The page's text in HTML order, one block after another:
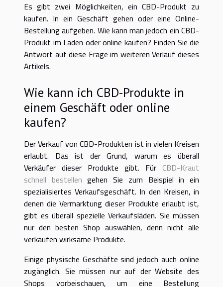
Es gibt zwei Möglichkeiten, ein CBD-Produkt zu
kaufen. In ein Geschäft gehen oder eine Online-
Bestellung aufgeben. Wie kann man jedoch ein CBD-
Produkt im Laden oder online kaufen? Finden Sie die
Antwort auf diese Frage im weiteren Verlauf dieses
Artikels.
Wie kann ich CBD-Produkte in
einem Geschäft oder online
kaufen?
Der Verkauf von CBD-Produkten ist in vielen Kreisen
erlaubt. Das ist der Grund, warum es überall
Verkäufer dieser Produkte gibt. Für CBD-Kraut
schnell bestellen gehen Sie zum Beispiel in ein
spezialisiertes Verkaufsgeschäft. In den Kreisen, in
denen die Vermarktung dieser Produkte erlaubt ist,
gibt es überall spezielle Verkaufsläden. Sie müssen
nur den besten Shop auswählen, denn nicht alle
verkaufen wirksame Produkte.
Einige physische Geschäfte sind jedoch auch online
zugänglich. Sie müssen nur auf der Website des
Shops vorbeischauen, um eine Bestellung